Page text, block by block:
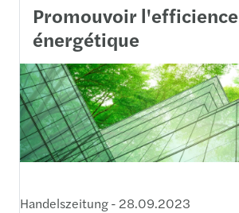
Promouvoir l'efficience
énergétique
Handelszeitung - 28.09.2023